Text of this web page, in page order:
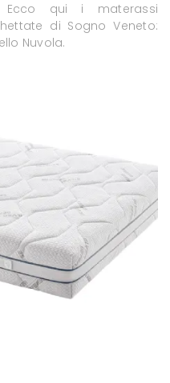
qui i materassi
di Sogno Veneto:
Nuvola.